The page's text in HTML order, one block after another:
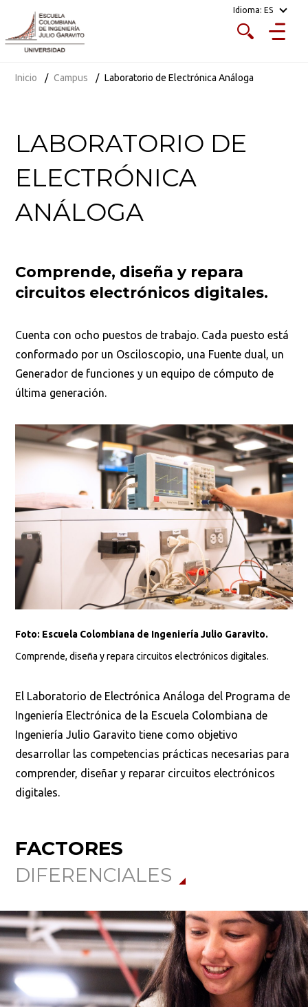
Idioma: ES
Inicio Campus Laboratorio de Electrónica Análoga
LABORATORIO DE
ELECTRÓNICA
ANÁLOGA
Comprende, diseña y repara
circuitos electrónicos digitales.
Cuenta con ocho puestos de trabajo. Cada puesto está
conformado por un Osciloscopio, una Fuente dual, un
Generador de funciones y un equipo de cómputo de
última generación.
Foto: Escuela Colombiana de Ingeniería Julio Garavito.
Comprende, diseña y repara circuitos electrónicos digitales.
El Laboratorio de Electrónica Análoga del Programa de
Ingeniería Electrónica de la Escuela Colombiana de
Ingeniería Julio Garavito tiene como objetivo
desarrollar las competencias prácticas necesarias para
comprender, diseñar y reparar circuitos electrónicos
digitales.
FACTORES
DIFERENCIALES